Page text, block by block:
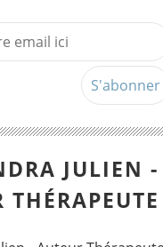
JULIEN -
THÉRAPEUTE